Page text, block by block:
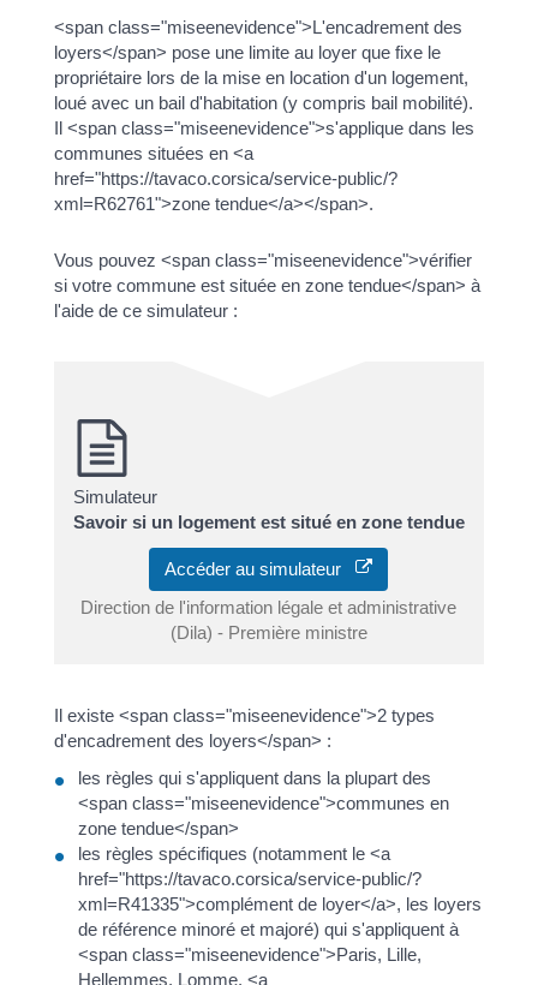
<span class="miseenevidence">L'encadrement des
loyers</span> pose une limite au loyer que fixe le
propriétaire lors de la mise en location d'un logement,
loué avec un bail d'habitation (y compris bail mobilité).
Il <span class="miseenevidence">s'applique dans les
communes situées en <a
href="https://tavaco.corsica/service-public/?
xml=R62761">zone tendue</a></span>.
Vous pouvez <span class="miseenevidence">vérifier
si votre commune est située en zone tendue</span> à
l'aide de ce simulateur :
Simulateur
Savoir si un logement est situé en zone tendue
Accéder au simulateur
Direction de l'information légale et administrative
(Dila) - Première ministre
Il existe <span class="miseenevidence">2 types
d'encadrement des loyers</span> :
les règles qui s'appliquent dans la plupart des
<span class="miseenevidence">communes en
zone tendue</span>
les règles spécifiques (notamment le <a
href="https://tavaco.corsica/service-public/?
xml=R41335">complément de loyer</a>, les loyers
de référence minoré et majoré) qui s'appliquent à
<span class="miseenevidence">Paris, Lille,
Hellemmes, Lomme, <a